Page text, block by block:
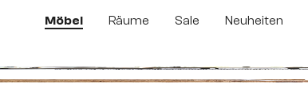
Hauptinhalt springen
Zur Suche springen
Zur Hauptnavigation springen
Möbel Räume Sale Neuheiten